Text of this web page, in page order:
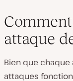
attaque
Bien que
attaques